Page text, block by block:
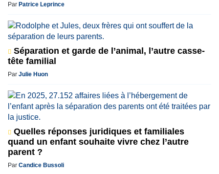
Par Patrice Leprince
Séparation et garde de l’animal, l’autre casse-
tête familial
Par Julie Huon
Quelles réponses juridiques et familiales
quand un enfant souhaite vivre chez l’autre
parent ?
Par Candice Bussoli